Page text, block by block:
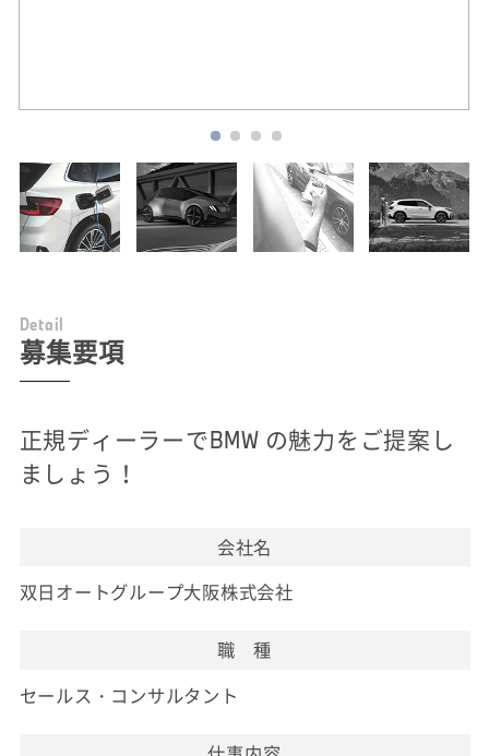
Detail
募集要項
正規ディーラーでBMW の魅力をご提案し
ましょう！
会社名
双日オートグループ大阪株式会社
職 種
セールス・コンサルタント